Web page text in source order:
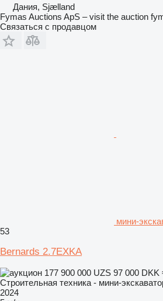
Дания, Sjælland
Fymas Auctions ApS – visit the auction
Связаться с продавцом
мини-
53
Bernards 2.7EXKA
177 900 000 UZS 97 000 DKK
Строительная техника - мини-
2024